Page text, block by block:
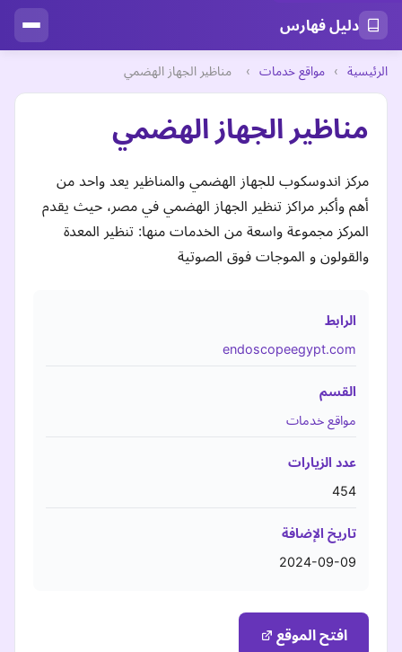
دليل فهارس
الرئيسية › مواقع خدمات › مناظير الجهاز الهضمي
مناظير الجهاز الهضمي
مركز اندوسكوب للجهاز الهضمي والمناظير يعد واحد من
أهم وأكبر مراكز تنظير الجهاز الهضمي في مصر، حيث يقدم
المركز مجموعة واسعة من الخدمات منها: تنظير المعدة
والقولون و الموجات فوق الصوتية
الرابط
endoscopeegypt.com
القسم
مواقع خدمات
عدد الزيارات
454
تاريخ الإضافة
2024-09-09
افتح الموقع